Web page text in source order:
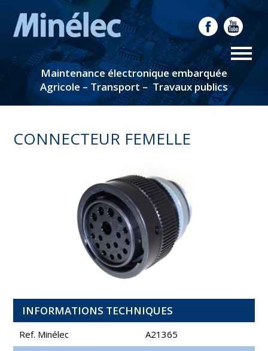
Maintenance électronique embarquée
Agricole – Transport – Travaux publics
CONNECTEUR FEMELLE
INFORMATIONS TECHNIQUES
Ref. Minélec
A21365